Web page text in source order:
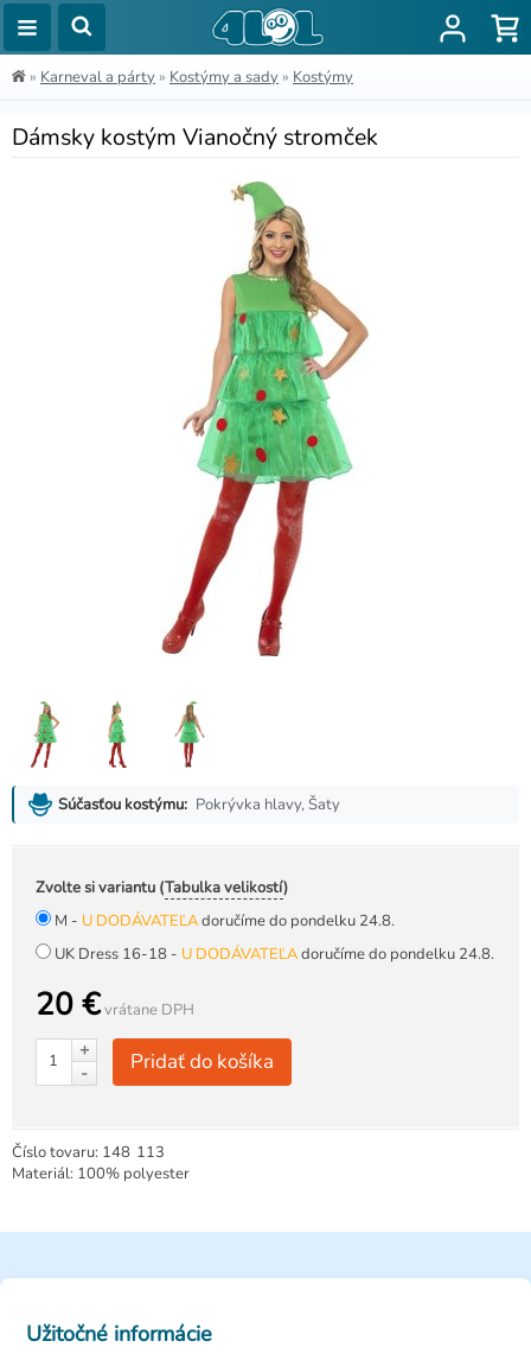
» Karneval a párty» Kostýmy a sady» Kostýmy
Dámsky kostým Vianočný stromček
Súčasťou kostýmu: Pokrývka hlavy, Šaty
Zvolte si variantu (Tabulka velikostí)
M - U DODÁVATEĽAdoručíme do pondelku 24.8.
UK Dress 16-18 - U DODÁVATEĽAdoručíme do pondelku 24.8.
20 €vrátane DPH
+
-
Pridať do košíka
Číslo tovaru: 148 113
Materiál: 100% polyester
Užitočné informácie